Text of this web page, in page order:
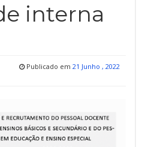
interna
Publicado em 21 Junho , 2022